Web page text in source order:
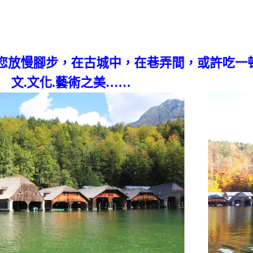
慢腳步，在古城中，在巷弄間，或許吃
文.文化.藝術之美……